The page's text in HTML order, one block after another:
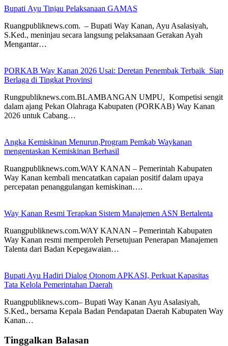
Bupati Ayu Tinjau Pelaksanaan GAMAS
Ruangpubliknews.com. – Bupati Way Kanan, Ayu Asalasiyah,
S.Ked., meninjau secara langsung pelaksanaan Gerakan Ayah
Mengantar…
PORKAB Way Kanan 2026 Usai: Deretan Penembak Terbaik Siap
Berlaga di Tingkat Provinsi
Rungpubliknews.com.BLAMBANGAN UMPU, Kompetisi sengit
dalam ajang Pekan Olahraga Kabupaten (PORKAB) Way Kanan
2026 untuk Cabang…
Angka Kemiskinan Menurun,Program Pemkab Waykanan
mengentaskan Kemiskinan Berhasil
Ruangpubliknews.com.WAY KANAN – Pemerintah Kabupaten
Way Kanan kembali mencatatkan capaian positif dalam upaya
percepatan penanggulangan kemiskinan….
Way Kanan Resmi Terapkan Sistem Manajemen ASN Bertalenta
Ruangpubliknews.com.WAY KANAN – Pemerintah Kabupaten
Way Kanan resmi memperoleh Persetujuan Penerapan Manajemen
Talenta dari Badan Kepegawaian…
Bupati Ayu Hadiri Dialog Otonom APKASI, Perkuat Kapasitas
Tata Kelola Pemerintahan Daerah
Ruangpubliknews.com– Bupati Way Kanan Ayu Asalasiyah,
S.Ked., bersama Kepala Badan Pendapatan Daerah Kabupaten Way
Kanan…
Tinggalkan Balasan